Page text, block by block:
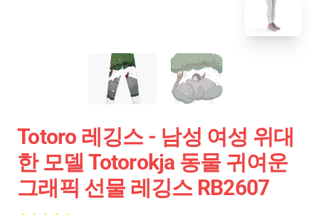
Totoro 레깅스 - 남성 여성 위대
한 모델 Totorokja 동물 귀여운
그래픽 선물 레깅스 RB2607